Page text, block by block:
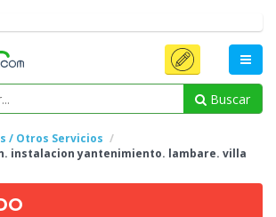
Buscar
/ Otros Servicios
instalacion yantenimiento. lambare. villa